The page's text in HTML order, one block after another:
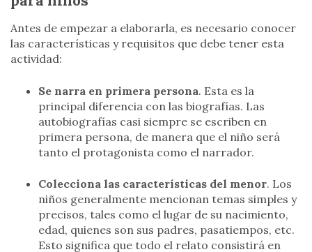
Antes de empezar a elaborarla, es necesario conocer
las características y requisitos que debe tener esta
actividad:
Se narra en primera persona. Esta es la
principal diferencia con las biografías. Las
autobiografías casi siempre se escriben en
primera persona, de manera que el niño será
tanto el protagonista como el narrador.
Colecciona las características del menor. Los
niños generalmente mencionan temas simples y
precisos, tales como el lugar de su nacimiento,
edad, quienes son sus padres, pasatiempos, etc.
Esto significa que todo el relato consistirá en